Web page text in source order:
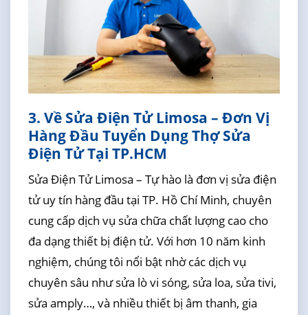
3. Về Sửa Điện Tử Limosa – Đơn Vị
Hàng Đầu Tuyển Dụng Thợ Sửa
Điện Tử Tại TP.HCM
Sửa Điện Tử Limosa – Tự hào là đơn vị sửa điện
tử uy tín hàng đầu tại TP. Hồ Chí Minh, chuyên
cung cấp dịch vụ sửa chữa chất lượng cao cho
đa dạng thiết bị điện tử. Với hơn 10 năm kinh
nghiệm, chúng tôi nổi bật nhờ các dịch vụ
chuyên sâu như sửa lò vi sóng, sửa loa, sửa tivi,
sửa amply…, và nhiều thiết bị âm thanh, gia